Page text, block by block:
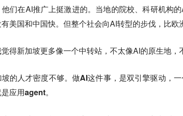
们在AI推广上挺激进的。当地的院校、科研机构
美国和中国快。但整个社会向AI转型的步伐，比欧
得新加坡更多像一个中转站，不太像AI的原生地，
的人才密度不够。做AI这件事，是双引擎驱动，
应用agent。